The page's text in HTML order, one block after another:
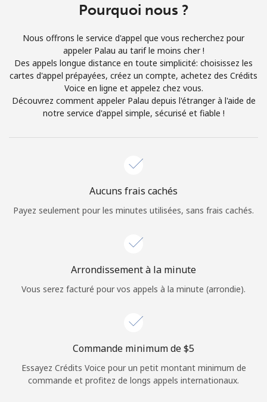
Bonjour!
ou
Continue avec
Pourquoi nous ?
Nous offrons le service d'appel que vous recherchez pour
appeler Palau au tarif le moins cher !
Des appels longue distance en toute simplicité: choisissez les
cartes d'appel prépayées, créez un compte, achetez des Crédits
Voice en ligne et appelez chez vous.
Découvrez comment appeler Palau depuis l'étranger à l'aide de
notre service d'appel simple, sécurisé et fiable !
Aucuns frais cachés
Payez seulement pour les minutes utilisées, sans frais cachés.
Arrondissement à la minute
Vous serez facturé pour vos appels à la minute (arrondie).
Commande minimum de ⁦$5⁩
Essayez Crédits Voice pour un petit montant minimum de
commande et profitez de longs appels internationaux.